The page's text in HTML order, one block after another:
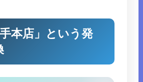
本店」という発